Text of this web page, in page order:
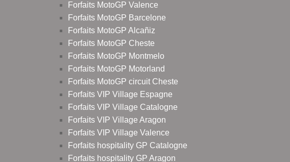
Forfaits MotoGP Valence
Forfaits MotoGP Barcelone
Forfaits MotoGP Alcañiz
Forfaits MotoGP Cheste
Forfaits MotoGP Montmelo
Forfaits MotoGP Motorland
Forfaits MotoGP circuit Cheste
Forfaits VIP Village Espagne
Forfaits VIP Village Catalogne
Forfaits VIP Village Aragon
Forfaits VIP Village Valence
Forfaits hospitality GP Catalogne
Forfaits hospitality GP Aragon